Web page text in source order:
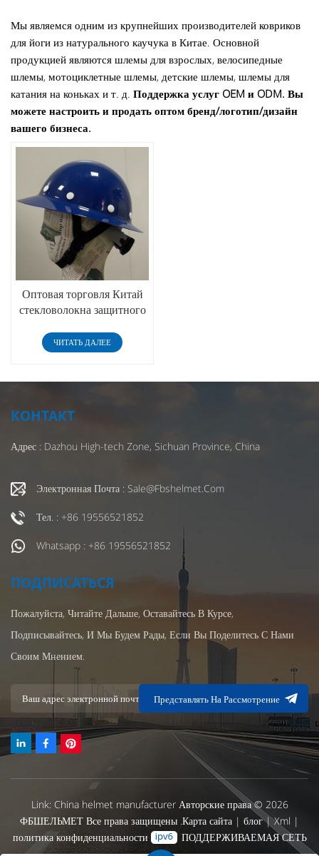
Мы являемся одним из крупнейших производителей ковриков
для йоги из натурального каучука в Китае. Основной
продукцией являются шлемы для взрослых, велосипедные
шлемы, мотоциклетные шлемы, детские шлемы, шлемы для
катания на коньках и т. д. Поддержка услуг OEM и ODM. Вы
можете настроить и продать оптом бренд/логотип/дизайн
вашего бизнеса.
Оптовая торговля Китай
стекловолокна защитного
каску
ЧИТАТЬ ДАЛЕЕ
КОНТАКТ
Адрес : Dazhou High-tech Zone, Sichuan Province, China
Электронная Почта : Sale@fbshelmet.com
Тел. : +86 19556521852
Whatsapp : +86 19556521852
ПОДПИСАТЬСЯ
Пожалуйста, Читайте Дальше, Оставайтесь В Курсе,
Подписывайтесь, И Мы Будем Рады, Если Вы Поделитесь С Нами
Своим Мнением.
Представлять На Рассмотрение
Link: China helmet manufacturerАвторские права © 2026
ФБШЕЛЬМЕТ Все права защищены .Карта сайта | блог|Xml |
политика конфиденциальности
ПОДДЕРЖИВАЕМАЯ СЕТЬ